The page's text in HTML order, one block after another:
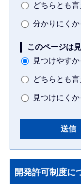
どちらとも
分かりにくか
このページは
見つけやすか
どちらとも
見つけにくか
文
ブ
開発許可制度に